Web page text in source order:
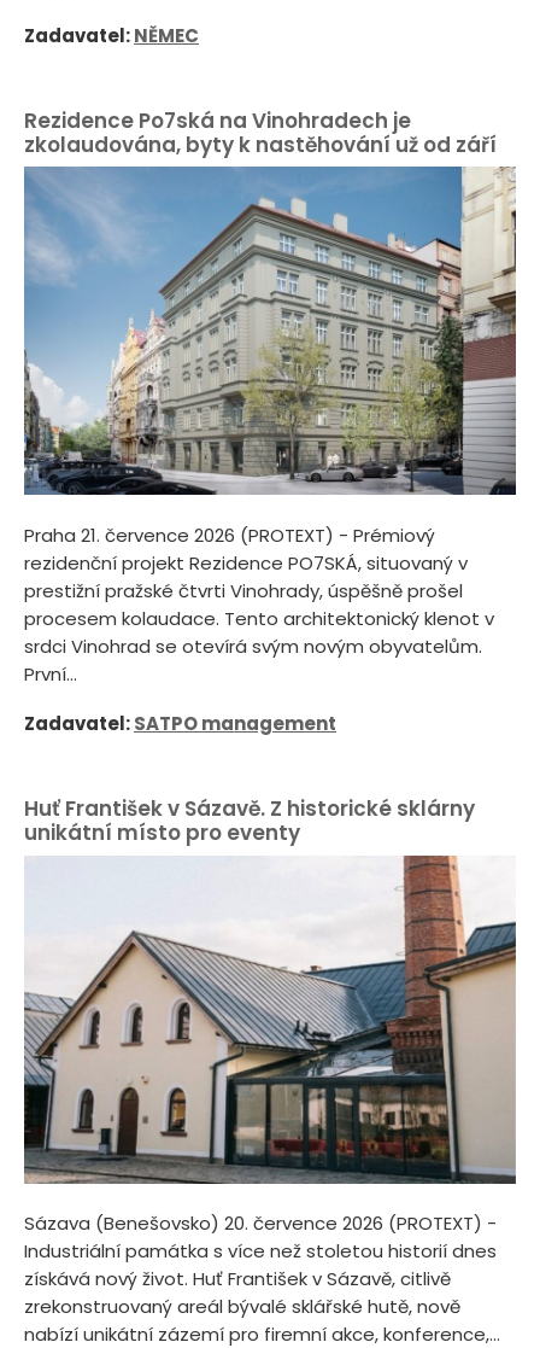
Zadavatel:NĚMEC
Rezidence Po7ská na Vinohradech je
zkolaudována, byty k nastěhování už od září
Praha 21. července 2026 (PROTEXT) - Prémiový
rezidenční projekt Rezidence PO7SKÁ, situovaný v
prestižní pražské čtvrti Vinohrady, úspěšně prošel
procesem kolaudace. Tento architektonický klenot v
srdci Vinohrad se otevírá svým novým obyvatelům.
První...
Zadavatel:SATPO management
Huť František v Sázavě. Z historické sklárny
unikátní místo pro eventy
Sázava (Benešovsko) 20. července 2026 (PROTEXT) -
Industriální památka s více než stoletou historií dnes
získává nový život. Huť František v Sázavě, citlivě
zrekonstruovaný areál bývalé sklářské hutě, nově
nabízí unikátní zázemí pro firemní akce, konference,...